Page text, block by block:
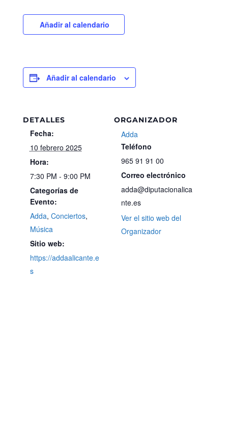
Añadir al calendario
Añadir al calendario
DETALLES
Fecha:
10 febrero 2025
Hora:
7:30 PM - 9:00 PM
Categorías de
Evento:
Adda, Conciertos,
Música
Sitio web:
https://addaalicante.e
s
ORGANIZADOR
Adda
Teléfono
965 91 91 00
Correo electrónico
adda@diputacionalica
nte.es
Ver el sitio web del
Organizador